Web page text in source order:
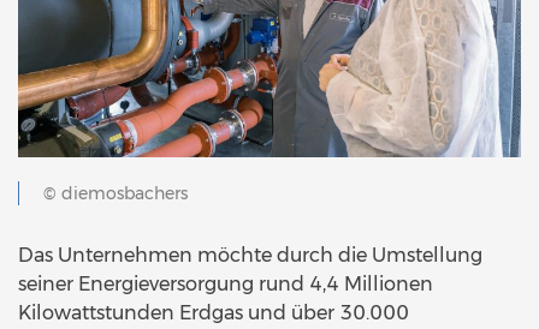
© diemosbachers
Das Unternehmen möchte durch die Umstellung
seiner Energieversorgung rund 4,4 Millionen
Kilowattstunden Erdgas und über 30.000